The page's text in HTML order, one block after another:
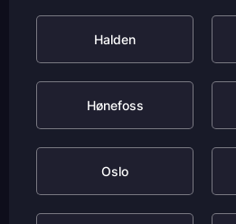
Halden
Hønefoss
Oslo